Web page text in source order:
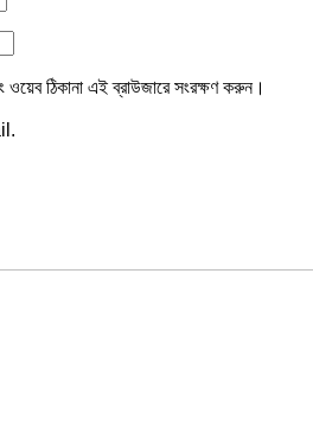
ওয়েব ঠিকানা এই ব্রাউজারে সংরক্ষণ করুন।